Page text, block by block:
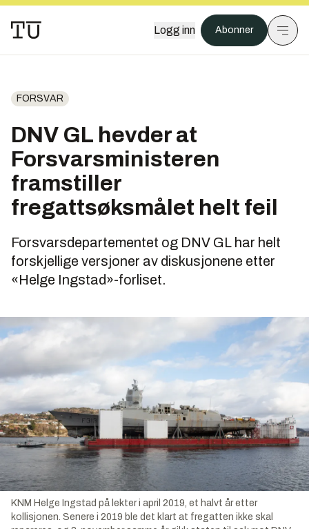
Logg inn Abonner
FORSVAR
DNV GL hevder at
Forsvarsministeren
framstiller
fregattsøksmålet helt feil
Forsvarsdepartementet og DNV GL har helt
forskjellige versjoner av diskusjonene etter
«Helge Ingstad»-forliset.
KNM Helge Ingstad på lekter i april 2019, et halvt år etter
kollisjonen. Senere i 2019 ble det klart at fregatten ikke skal